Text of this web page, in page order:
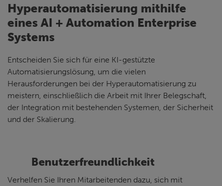
Hyperautomatisierung mithilfe
eines AI + Automation Enterprise
Systems
Entscheiden Sie sich für eine KI-gestützte
Automatisierungslösung, um die vielen
Herausforderungen bei der Hyperautomatisierung zu
meistern, einschließlich die Arbeit mit Ihrer Belegschaft,
der Integration mit bestehenden Systemen, der Sicherheit
und der Skalierung.
Benutzerfreundlichkeit
Verhelfen Sie Ihren Mitarbeitenden dazu, sich mit